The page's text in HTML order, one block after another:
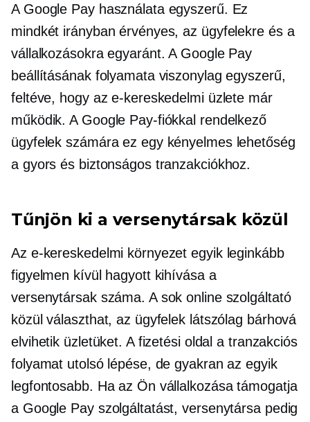
A Google Pay használata egyszerű. Ez
mindkét irányban érvényes, az ügyfelekre és a
vállalkozásokra egyaránt. A Google Pay
beállításának folyamata viszonylag egyszerű,
feltéve, hogy az e-kereskedelmi üzlete már
működik. A Google Pay-fiókkal rendelkező
ügyfelek számára ez egy kényelmes lehetőség
a gyors és biztonságos tranzakciókhoz.
Tűnjön ki a versenytársak közül
Az e-kereskedelmi környezet egyik leginkább
figyelmen kívül hagyott kihívása a
versenytársak száma. A sok online szolgáltató
közül választhat, az ügyfelek látszólag bárhová
elvihetik üzletüket. A fizetési oldal a tranzakciós
folyamat utolsó lépése, de gyakran az egyik
legfontosabb. Ha az Ön vállalkozása támogatja
a Google Pay szolgáltatást, versenytársa pedig